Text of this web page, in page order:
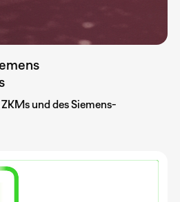
und des Siemens-